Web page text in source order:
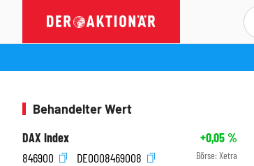
Behandelter Wert
DAX Index
+0,05%
846900
DE0008469008 Börse: Xetra